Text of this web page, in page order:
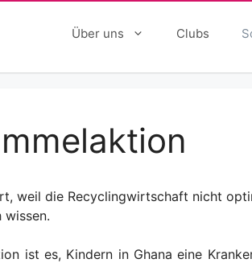
Über uns Clubs
weil die Recyclingwirtschaft nicht
wissen.
ist es, Kindern in Ghana eine